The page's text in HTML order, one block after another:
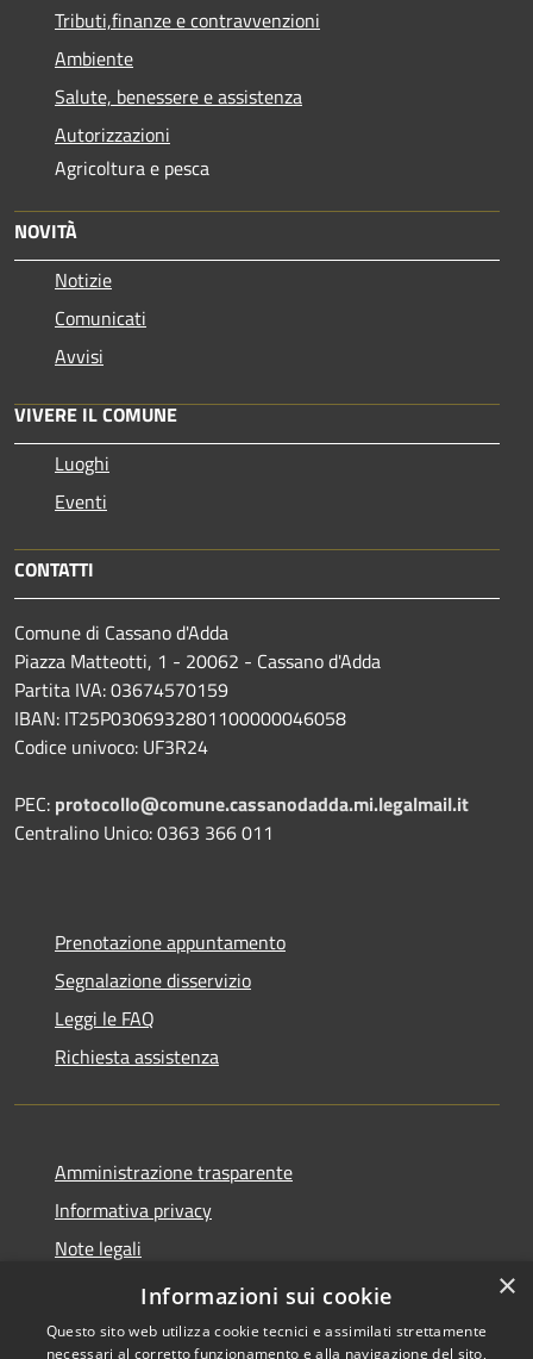
Tributi,finanze e contravvenzioni
Ambiente
Salute, benessere e assistenza
Autorizzazioni
Agricoltura e pesca
NOVITÀ
Notizie
Comunicati
Avvisi
VIVERE IL COMUNE
Luoghi
Eventi
CONTATTI
Comune di Cassano d'Adda
Piazza Matteotti, 1 - 20062 - Cassano d'Adda
Partita IVA: 03674570159
IBAN: IT25P0306932801100000046058
Codice univoco: UF3R24
PEC: protocollo@comune.cassanodadda.mi.legalmail.it
Centralino Unico: 0363 366 011
Prenotazione appuntamento
Segnalazione disservizio
Leggi le FAQ
Richiesta assistenza
Amministrazione trasparente
Informativa privacy
Note legali
Dichiarazione di accessibilità
×
Informazioni sui cookie
Questo sito web utilizza cookie tecnici e assimilati strettamente
necessari al corretto funzionamento e alla navigazione del sito,